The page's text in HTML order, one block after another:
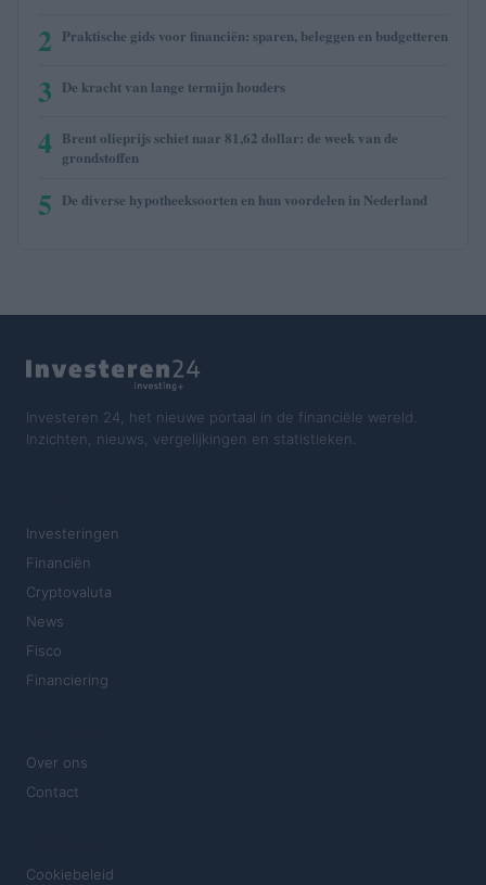
2 Praktische gids voor financiën: sparen, beleggen en budgetteren
3 De kracht van lange termijn houders
4 Brent olieprijs schiet naar 81,62 dollar: de week van de
grondstoffen
5 De diverse hypotheeksoorten en hun voordelen in Nederland
Investeren 24, het nieuwe portaal in de financiële wereld.
Inzichten, nieuws, vergelijkingen en statistieken.
Investeringen
Financiën
Cryptovaluta
News
Fisco
Financiering
Over ons
Contact
Cookiebeleid